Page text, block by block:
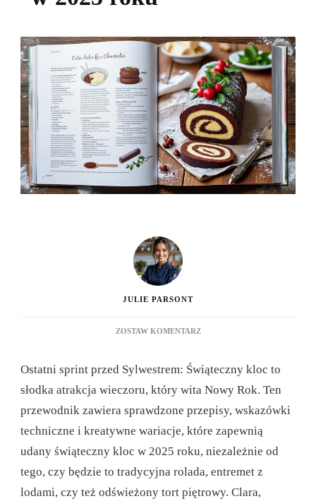
JULIE PARSONT
ZOSTAW KOMENTARZDO
ŚWIĄTECZNY:
PRZEWODNIK
PO
WYPIEKACH
ŚWIĄTECZNYCH
2025
ROKU
Ostatni sprint przed Sylwestrem: Świąteczny kloc to
słodka atrakcja wieczoru, który wita Nowy Rok. Ten
przewodnik zawiera sprawdzone przepisy, wskazówki
techniczne i kreatywne wariacje, które zapewnią
udany świąteczny kloc w 2025 roku, niezależnie od
tego, czy będzie to tradycyjna rolada, entremet z
lodami, czy też odświeżony tort piętrowy. Clara,